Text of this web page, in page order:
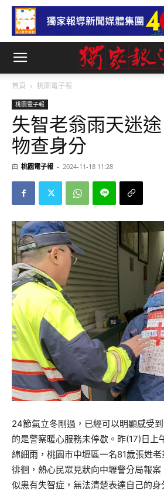
首頁 桃園電子報
桃園電子報
失智老翁雨天迷
物查身分
由 桃園電子報 - 2024-11-18 11:28
24節氣立冬剛過，已經可以明顯感受
的是警察暖心服務未停歇。昨(17)日上
綿細雨，桃園市中壢區一名81歲張姓
徘徊，熱心民眾見狀向中壢警分局報
似患有失智症，無法清楚表達自己的